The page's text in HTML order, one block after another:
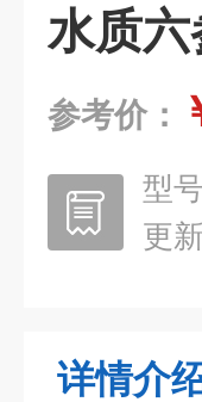
水质
参考价：
型
更
详情介